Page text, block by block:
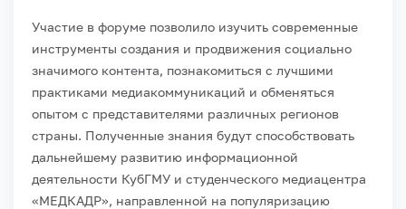
Участие в форуме позволило изучить современные
инструменты создания и продвижения социально
значимого контента, познакомиться с лучшими
практиками медиакоммуникаций и обменяться
опытом с представителями различных регионов
страны. Полученные знания будут способствовать
дальнейшему развитию информационной
деятельности КубГМУ и студенческого медиацентра
«МЕДКАДР», направленной на популяризацию